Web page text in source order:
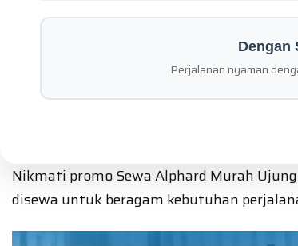
Dengan
Perjalanan nyaman
Nikmati promo Sewa Alphard Murah
disewa untuk beragam kebutuhan